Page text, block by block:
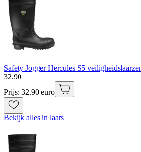
Safety Jogger Hercules S5
32.90
Prijs: 32.90 euro
Bekijk alles in laars